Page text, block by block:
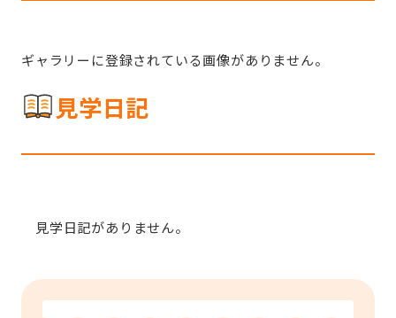
ギャラリーに登録されている画像がありません。
見学日記
見学日記がありません。